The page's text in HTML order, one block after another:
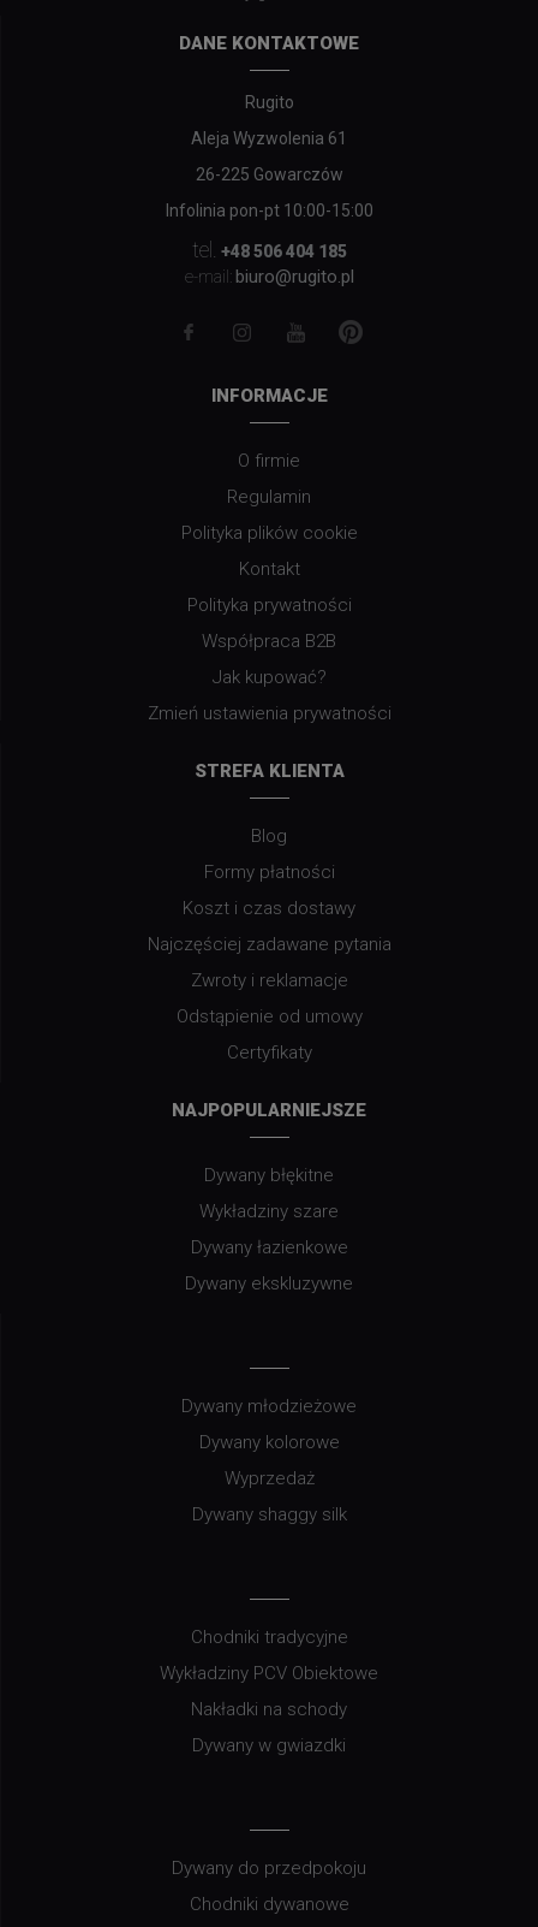
DANE KONTAKTOWE
Rugito
Aleja Wyzwolenia 61
26-225 Gowarczów
Infolinia pon-pt 10:00-15:00
tel.
+48 506 404 185
e-mail: biuro@rugito.pl
INFORMACJE
O firmie
Regulamin
Polityka plików cookie
Kontakt
Polityka prywatności
Współpraca B2B
Jak kupować?
Zmień ustawienia prywatności
STREFA KLIENTA
Blog
Formy płatności
Koszt i czas dostawy
Najczęściej zadawane pytania
Zwroty i reklamacje
Odstąpienie od umowy
Certyfikaty
NAJPOPULARNIEJSZE
Dywany błękitne
Wykładziny szare
Dywany łazienkowe
Dywany ekskluzywne
Dywany młodzieżowe
Dywany kolorowe
Wyprzedaż
Dywany shaggy silk
Chodniki tradycyjne
Wykładziny PCV Obiektowe
Nakładki na schody
Dywany w gwiazdki
Dywany do przedpokoju
Chodniki dywanowe